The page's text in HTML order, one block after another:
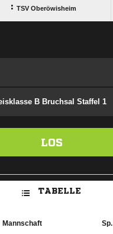
: TSV Oberöwisheim
B Bruchsal Staffel 1
LOS
TABELLE
Mannschaft Sp.